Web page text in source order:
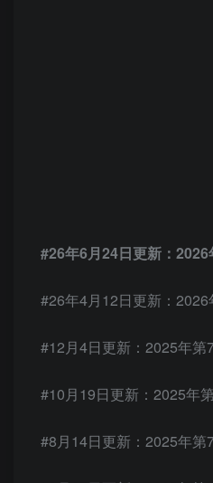
#26年6月24日更新：
#26年4月12日更新：
#12月4日更新：2025年第
#10月19日更新：2025年
#8月14日更新：2025年